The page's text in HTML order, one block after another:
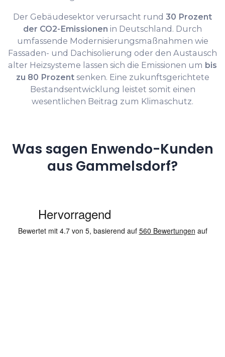
Der Gebäudesektor verursacht rund 30 Prozent
der CO2-Emissionen in Deutschland. Durch
umfassende Modernisierungsmaßnahmen wie
Fassaden- und Dachisolierung oder den Austausch
alter Heizsysteme lassen sich die Emissionen um bis
zu 80 Prozentsenken. Eine zukunftsgerichtete
Bestandsentwicklung leistet somit einen
wesentlichen Beitrag zum Klimaschutz.
Was sagen Enwendo-Kunden
aus Gammelsdorf?